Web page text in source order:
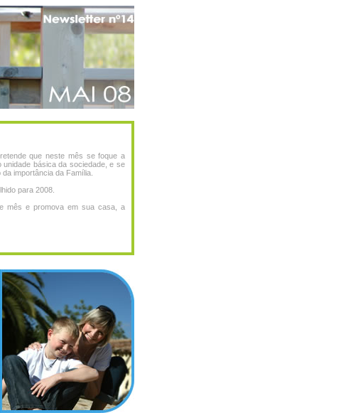
que neste mês se foque a
básica da sociedade, e se
importância da Família.
para 2008.
mês e promova em sua casa, a